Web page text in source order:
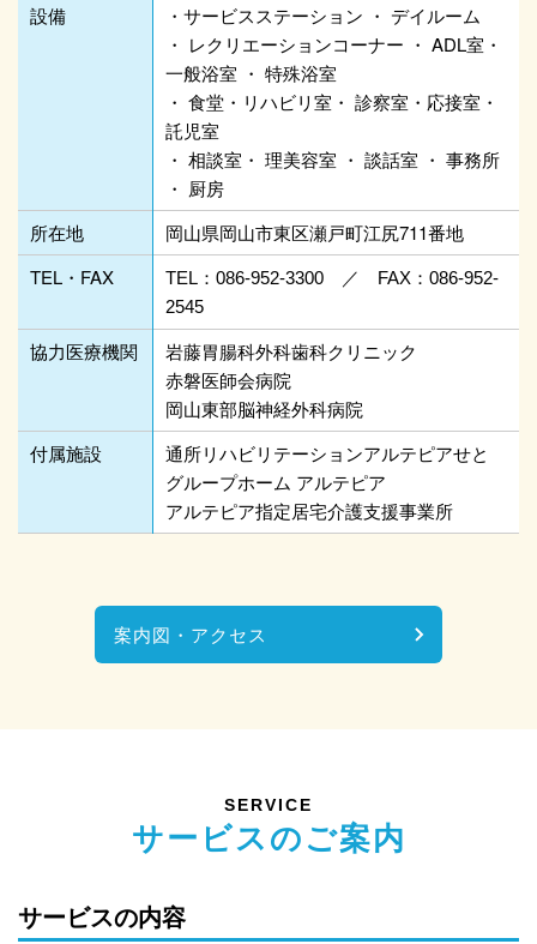
設備
・サービスステーション ・ デイルーム
・ レクリエーションコーナー ・ ADL室・
一般浴室 ・ 特殊浴室
・ 食堂・リハビリ室・ 診察室・応接室・
託児室
・ 相談室・ 理美容室 ・ 談話室 ・ 事務所
・ 厨房
所在地
岡山県岡山市東区瀬戸町江尻711番地
TEL・FAX
TEL：086-952-3300 ／ FAX：086-952-
2545
協力医療機関
岩藤胃腸科外科歯科クリニック
赤磐医師会病院
岡山東部脳神経外科病院
付属施設
通所リハビリテーションアルテピアせと
グループホーム アルテピア
アルテピア指定居宅介護支援事業所
案内図・アクセス
SERVICE
サービスのご案内
サービスの内容